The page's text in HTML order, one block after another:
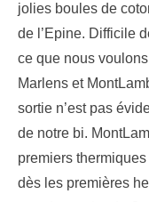
jolies boules de
de l’Epine. Difficile
ce que nous
Marlens et
sortie n’est pas
de notre bi.
premiers
dès les premières